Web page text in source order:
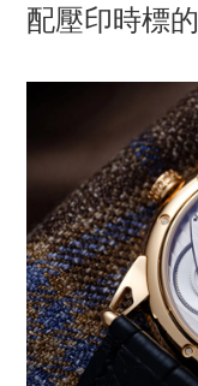
配壓印時標